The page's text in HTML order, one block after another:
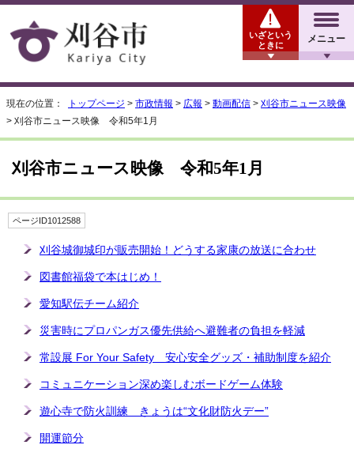
メニュー
いざという
ときに
現在の位置： トップページ > 市政情報 > 広報 > 動画配信 > 刈谷市ニュース映像
> 刈谷市ニュース映像 令和5年1月
刈谷市ニュース映像 令和5年1月
ページID1012588
刈谷城御城印が販売開始！どうする家康の放送に合わせ
図書館福袋で本はじめ！
愛知駅伝チーム紹介
災害時にプロパンガス優先供給へ避難者の負担を軽減
常設展 For Your Safety 安心安全グッズ・補助制度を紹介
コミュニケーション深め楽しむボードゲーム体験
遊心寺で防火訓練 きょうは“文化財防火デー”
開運節分